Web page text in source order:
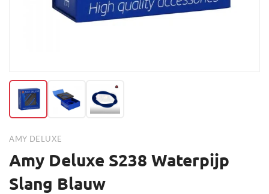
AMY DELUXE
Amy Deluxe S238 Waterpijp
Slang Blauw